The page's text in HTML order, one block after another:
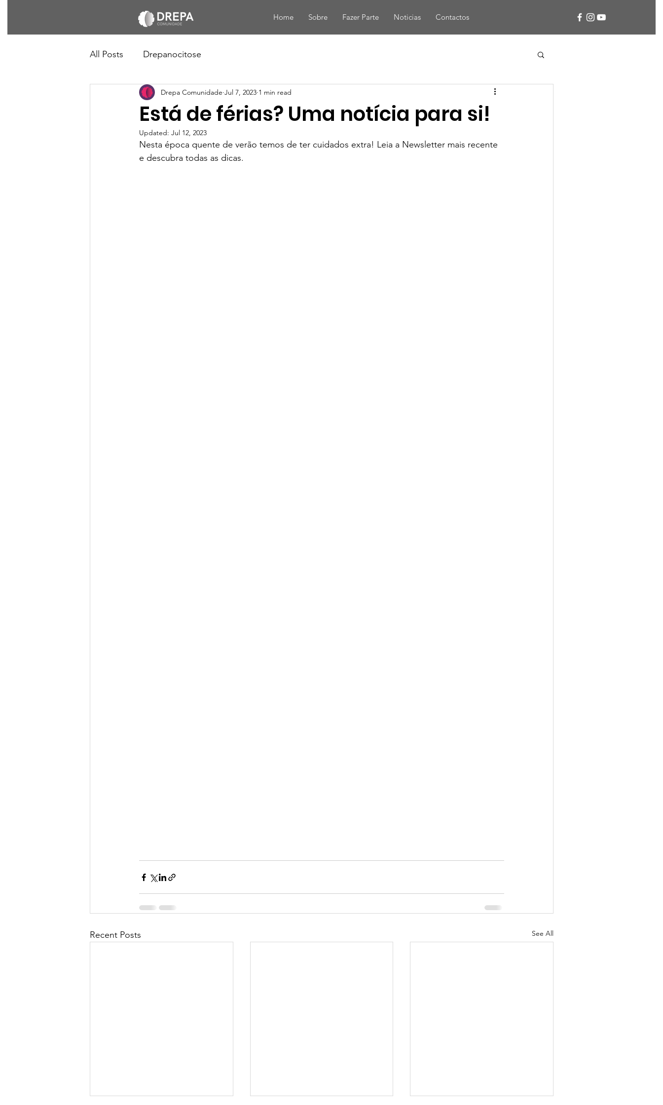
Home Sobre Fazer Parte Noticias Contactos
All Posts Drepanocitose
Está de férias? Uma notícia para si!
Drepa Comunidade Jul 7, 2023 1 min read
Updated: Jul 12, 2023
Nesta época quente de verão temos de ter cuidados extra! Leia a Newsletter mais recente
e descubra todas as dicas.
Recent Posts See All